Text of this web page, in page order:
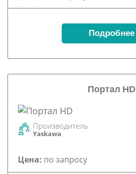
Подробнее
Портал HD
Производитель
Yaskawa
Цена: по запросу